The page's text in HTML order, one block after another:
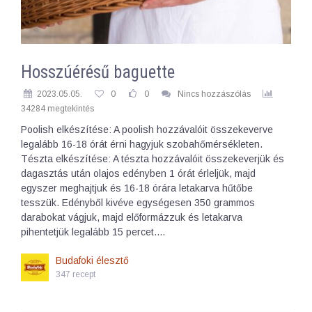
Hosszúérésű baguette
2023.05.05. 0 0
Nincs hozzászólás
34284 megtekintés
Poolish elkészítése: A poolish hozzávalóit összekeverve
legalább 16-18 órát érni hagyjuk szobahőmérsékleten.
Tészta elkészítése: A tészta hozzávalóit összekeverjük és
dagasztás után olajos edényben 1 órát érleljük, majd
egyszer meghajtjuk és 16-18 órára letakarva hűtőbe
tesszük. Edényből kivéve egységesen 350 grammos
darabokat vágjuk, majd előformázzuk és letakarva
pihentetjük legalább 15 percet.…
Budafoki élesztő
347 recept